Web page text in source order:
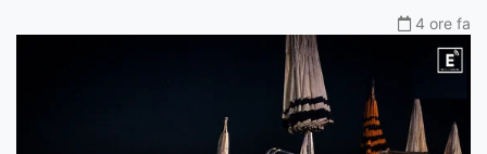
4 ore fa